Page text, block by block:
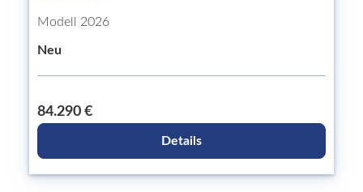
Modell 2026
Neu
84.290 €
Details